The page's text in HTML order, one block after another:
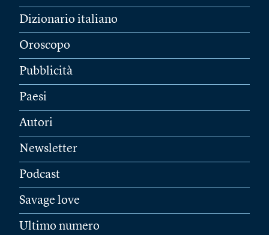
Dizionario italiano
Oroscopo
Pubblicità
Paesi
Autori
Newsletter
Podcast
Savage love
Ultimo numero